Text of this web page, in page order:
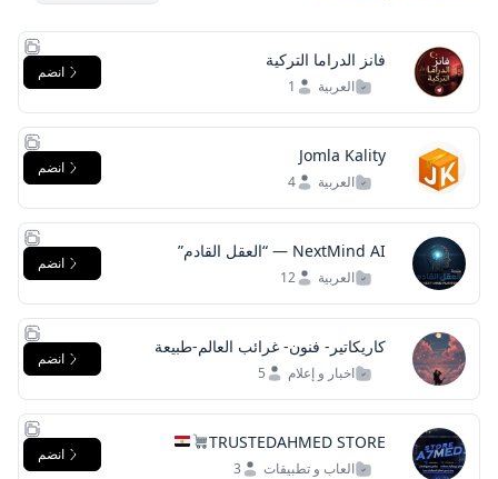
فانز الدراما التركية
العربية 1
انضم
Jomla Kality
العربية 4
انضم
NextMind AI — “العقل القادم”
العربية 12
انضم
كاريكاتير- فنون- غرائب العالم-طبيعة
اخبار و إعلام 5
انضم
TRUSTEDAHMED STORE
العاب و تطبيقات 3
انضم